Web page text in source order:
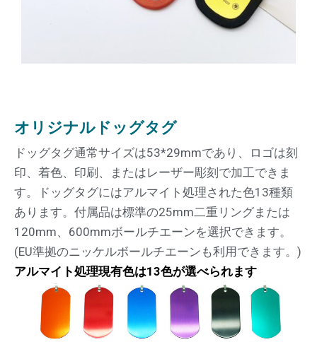
オリジナルドッグタグ
ドッグタグ通常サイズは53*29mmであり、ロゴは刻
印、着色、印刷、またはレーザー彫刻で加工できま
す。ドッグタグにはアルマイト処理された色13種類
あります。付属品は標準の25mm二重リングまたは
120mm、600mmボールチエーンを選択できます。
(EU準拠のニッケルボールチエーンも利用できます。)
アルマイト処理現有色は13色が選べられます